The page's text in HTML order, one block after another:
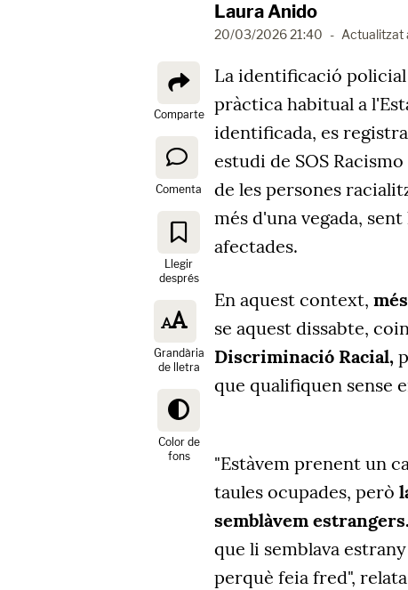
Laura Anido
20/03/2026 21:40 - Actualitzat
Comparte
Comenta
Llegir
després
Grandària
de lletra
Color de
fons
La identificació
pràctica habitual a
identificada, es registra
estudi de SOS
de les persones
més d'una vegada,
afectades.
En aquest context,
se aquest dissabte,
Discriminació Racial,
que qualifiquen sense
"Estàvem prenent un
taules ocupades, però
semblàvem estrangers.
que li semblava
perquè feia fred",